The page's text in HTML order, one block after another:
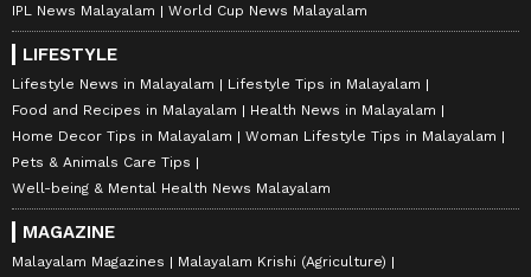
IPL News Malayalam
World Cup News Malayalam
LIFESTYLE
Lifestyle News in Malayalam
Lifestyle Tips in Malayalam
Food and Recipes in Malayalam
Health News in Malayalam
Home Decor Tips in Malayalam
Woman Lifestyle Tips in Malayalam
Pets & Animals Care Tips
Well-being & Mental Health News Malayalam
MAGAZINE
Malayalam Magazines
Malayalam Krishi (Agriculture)